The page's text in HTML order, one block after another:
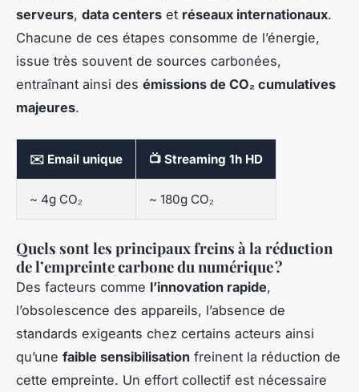
serveurs, data centers et réseaux internationaux.
Chacune de ces étapes consomme de l’énergie,
issue très souvent de sources carbonées,
entraînant ainsi des émissions de CO₂ cumulatives
majeures.
✉️ Email unique 📺 Streaming 1h HD
~ 4g CO₂ ~ 180g CO₂
Quels sont les principaux freins à la réduction
de l’empreinte carbone du numérique ?
Des facteurs comme l’innovation rapide,
l’obsolescence des appareils, l’absence de
standards exigeants chez certains acteurs ainsi
qu’une faible sensibilisation freinent la réduction de
cette empreinte. Un effort collectif est nécessaire